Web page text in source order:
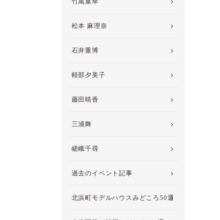
松本 麻理奈
石井重博
軽部夕美子
藤田晴香
三浦舞
嵯峨千尋
過去のイベント記事
北浜町モデルハウスみどころ50選